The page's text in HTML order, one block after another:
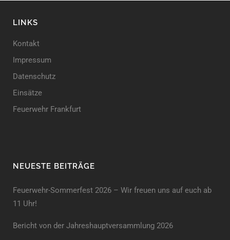
LINKS
Kontakt
Impressum
Datenschutz
Einsätze
Feuerwehr Frankfurt
NEUESTE BEITRÄGE
Feuerwehr-Sommerfest 2026 – Wir freuen uns auf euch ab
11 Uhr!
Bericht von der Jahreshauptversammlung 2026